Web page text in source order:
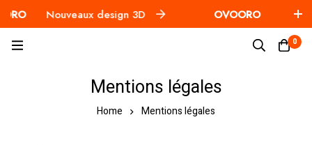
Nouveaux design 3D OVOORO Nouveaux
0
Mentions légales
Home Mentions légales